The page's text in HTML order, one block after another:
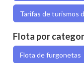
Tarifas de turismos
Flota por
Flota de furgonetas